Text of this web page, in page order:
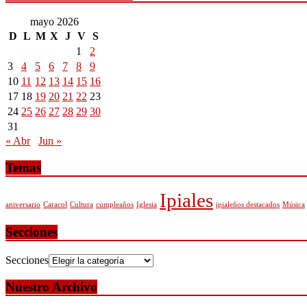
mayo 2026
D L M X J V S
1
2
3
4 5 6 7 8
9
10 11 12 13 14 15 16
17 18 19 20 21 22 23
24 25 26 27 28 29 30
31
« Abr
Jun »
Temas
aniversario Caracol Cultura cumpleaños Iglesia Ipiales ipialeños destacados Música
Secciones
Secciones
Nuestro Archivo